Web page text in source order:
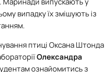
випадку їх змішують із
птиці Оксана Штонда
Олександра
ознайомитись з